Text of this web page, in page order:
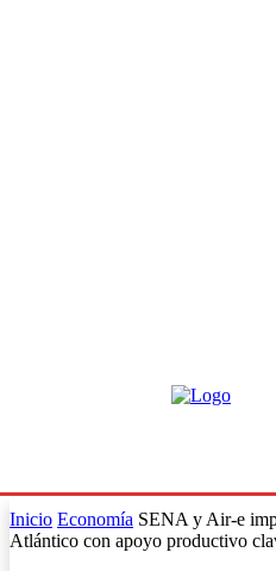
Inicio Economía SENA y Air-e
Atlántico con apoyo productivo